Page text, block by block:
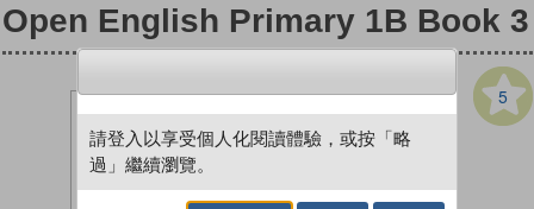
Open English Primary 1B Book 3
5
請登入以享受個人化閱讀體驗，或按「略
過」繼續瀏覽。